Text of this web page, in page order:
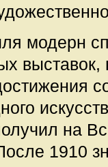
модерн
выставок,
на
1910